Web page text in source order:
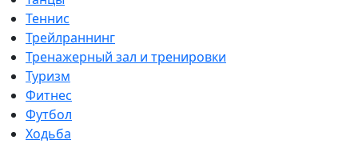
Теннис
Трейлраннинг
Тренажерный зал и тренировки
Туризм
Фитнес
Футбол
Ходьба